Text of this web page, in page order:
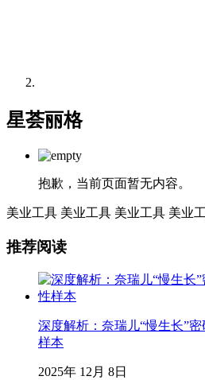
星荟丽格
抱歉，当前页面暂无内容。
美业工具 美业工具 美业工具 美业
推荐阅读
深度解析：奈瑞儿“慢生长”
样本
2025年 12月 8日